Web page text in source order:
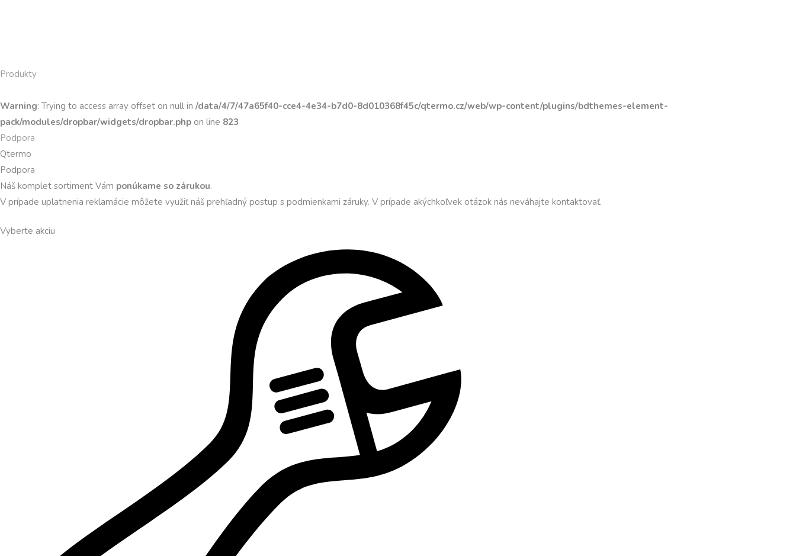
Produkty
Warning: Trying to access array offset on null in /data/4/7/47a65f40-cce4-4e34-b7d0-8d010368f45c/qtermo.cz/web/wp-content/plugins/bdthemes-element-
pack/modules/dropbar/widgets/dropbar.php on line 823
Podpora
Qtermo
Podpora
Náš komplet sortiment Vám ponúkame so zárukou.
V prípade uplatnenia reklamácie môžete využiť náš prehľadný postup s podmienkami záruky. V prípade akýchkoľvek otázok nás neváhajte kontaktovať.
Vyberte akciu